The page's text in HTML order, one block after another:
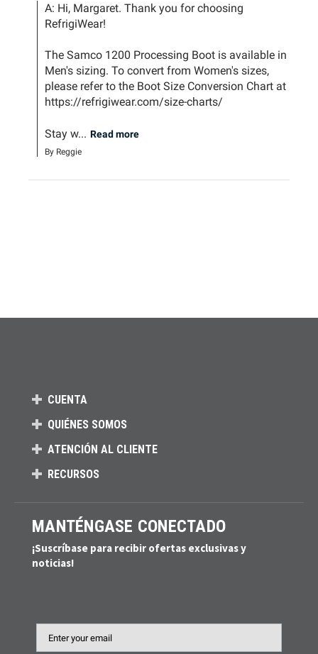
A: Hi, Margaret. Thank you for choosing
RefrigiWear!
The Samco 1200 Processing Boot is available in
Men's sizing. To convert from Women's sizes,
please refer to the Boot Size Conversion Chart at
https://refrigiwear.com/size-charts/
Stay w... Read more
By Reggie
CUENTA
QUIÉNES SOMOS
ATENCIÓN AL CLIENTE
RECURSOS
MANTÉNGASE CONECTADO
¡Suscríbase para recibir ofertas exclusivas y
noticias!